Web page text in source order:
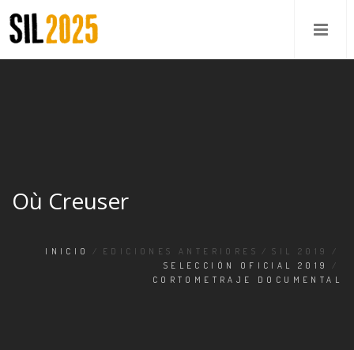
Où Creuser
INICIO / EDICIONES ANTERIORES / SIL 2019
/
SELECCIÓN OFICIAL 2019
/
CORTOMETRAJE DOCUMENTAL